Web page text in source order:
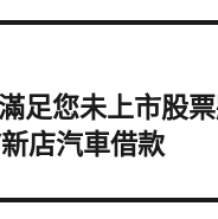
足您未上市股
店汽車借款